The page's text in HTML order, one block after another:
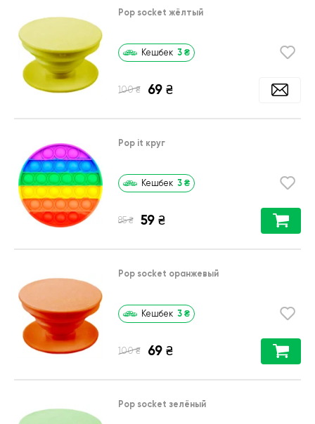
Pop socket жёлтый
Кешбек 3 ₴
100 ₴ 69 ₴
Pop it круг
Кешбек 3 ₴
85 ₴ 59 ₴
Pop socket оранжевый
Кешбек 3 ₴
100 ₴ 69 ₴
Pop socket зелёный